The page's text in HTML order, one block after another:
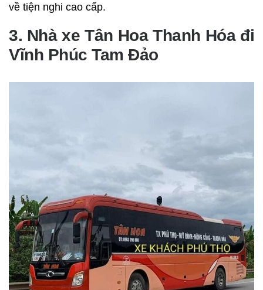
về tiện nghi cao cấp.
3. Nhà xe Tân Hoa Thanh Hóa đi
Vĩnh Phúc Tam Đảo